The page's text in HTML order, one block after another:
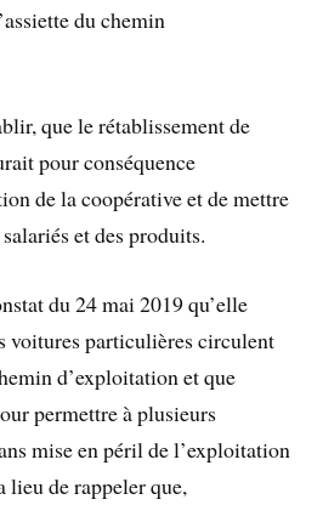
du chemin
que le rétablissement de
pour conséquence
de la coopérative et de mettre
et des produits.
du 24 mai 2019 qu’elle
voitures particulières circulent
d’exploitation et que
permettre à plusieurs
mise en péril de l’exploitation
lieu de rappeler que,